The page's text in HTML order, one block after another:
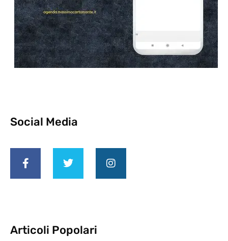
Social Media
Articoli Popolari